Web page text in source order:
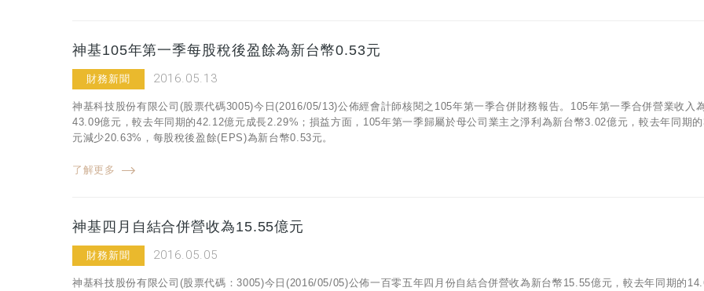
神基105年第一季每股稅後盈餘為新台幣0.53元
財務新聞 2016.05.13
神基科技股份有限公司(股票代碼3005)今日(2016/05/13)公佈經會計師核閱之105年第一季合併財務報告。105年第一季合併營業收入
43.09億元，較去年同期的42.12億元成長2.29%；損益方面，105年第一季歸屬於母公司業主之淨利為新台幣3.02億元，較去年同期
元減少20.63%，每股稅後盈餘(EPS)為新台幣0.53元。
了解更多
神基四月自結合併營收為15.55億元
財務新聞 2016.05.05
神基科技股份有限公司(股票代碼：3005)今日(2016/05/05)公佈一百零五年四月份自結合併營收為新台幣15.55億元，較去年同期的